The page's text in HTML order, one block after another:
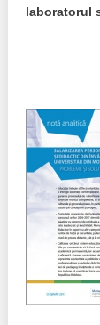
Proces
15 minute
Trend Hunter
Buletin EU-
Aplică la
laboratorul